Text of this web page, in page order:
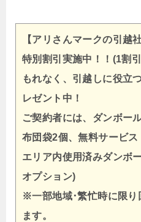
【アリさんマークの引越
特別割引実施中！！(1割
もれなく、引越しに役立
レゼント中！
ご契約者には、ダンボー
布団袋2個、無料サービス
エリア内使用済みダンボ
オプション)
※一部地域･繁忙時に限り
ます。